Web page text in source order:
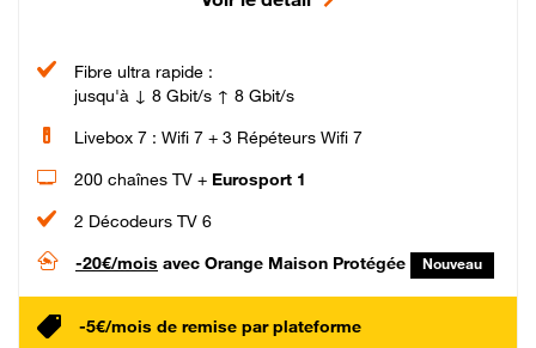
Fibre ultra rapide :
jusqu'à ↓ 8 Gbit/s ↑ 8 Gbit/s
Livebox 7 : Wifi 7 + 3 Répéteurs Wifi 7
200 chaînes TV + Eurosport 1
2 Décodeurs TV 6
-20€/mois avec Orange Maison Protégée Nouveau
-5€/mois de remise par plateforme